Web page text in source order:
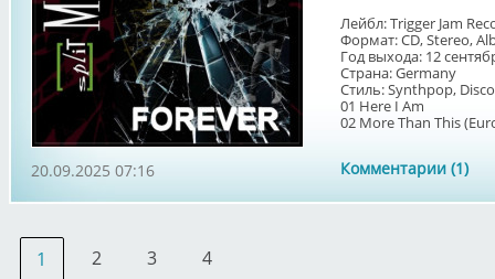
Лейбл: Trigger Jam
Формат: CD, Stereo,
Год выхода: 12
Страна: Germany
Стиль: Synthpop, Disco
01 Here I Am
02 More Than This
Комментарии (1)
20.09.2025 07:16
1 2 3 4